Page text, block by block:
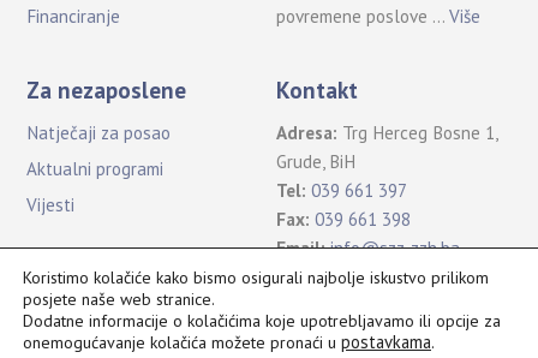
Financiranje
povremene poslove …Više
Za nezaposlene
Natječaji za posao
Aktualni programi
Vijesti
Kontakt
Adresa: Trg Herceg Bosne 1,
Grude, BiH
Tel: 039 661 397
Fax: 039 661 398
Email: info@szz-zzh.ba
Sva prava pridržana Služba za zapošljavanje ŽZH ©2021
Koristimo kolačiće kako bismo osigurali najbolje iskustvo prilikom
posjete naše web stranice.
Dodatne informacije o kolačićima koje upotrebljavamo ili opcije za
onemogućavanje kolačića možete pronaći u postavkama.